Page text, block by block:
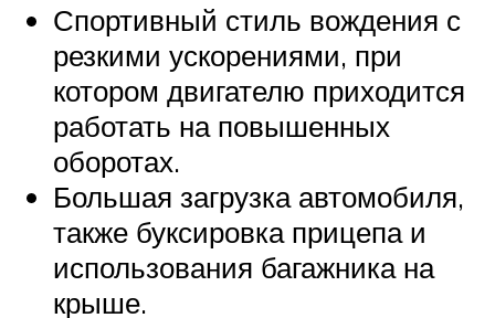
Спортивный стиль вождения с
резкими ускорениями, при
котором двигателю приходится
работать на повышенных
оборотах.
Большая загрузка автомобиля,
также буксировка прицепа и
использования багажника на
крыше.